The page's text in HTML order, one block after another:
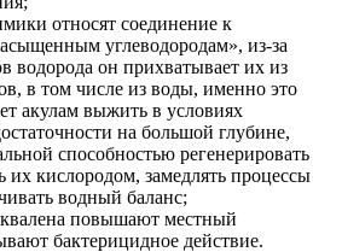
относят соединение к
углеводородам», из-за
водорода он прихватывает их из
в том числе из воды, именно это
акулам выжить в условиях
на большой глубине,
способностью регенерировать
их кислородом, замедлять процессы
водный баланс;
повышают местный
бактерицидное действие.